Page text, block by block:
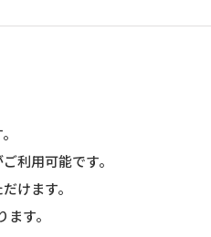
利用可能です。
けます。
す。